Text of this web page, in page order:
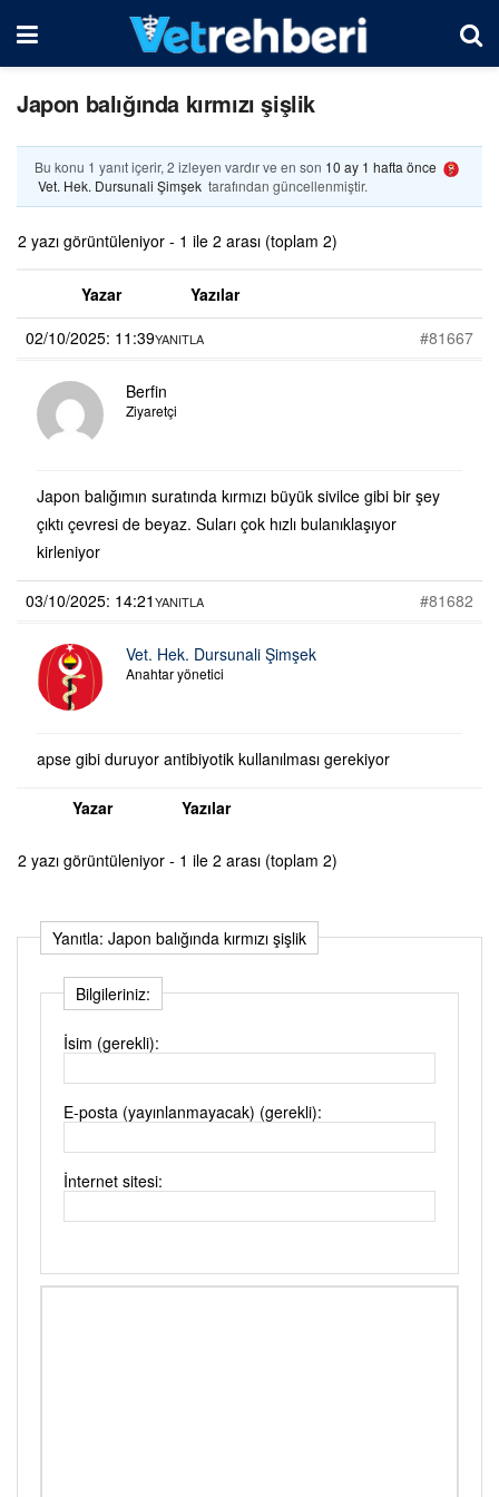
Japon balığında kırmızı şişlik
Bu konu 1 yanıt içerir, 2 izleyen vardır ve en son 10 ay 1 hafta önce
Vet. Hek. Dursunali Şimşek tarafından güncellenmiştir.
2 yazı görüntüleniyor - 1 ile 2 arası (toplam 2)
Yazar
Yazılar
02/10/2025: 11:39
#81667
YANITLA
Berfin
Ziyaretçi
Japon balığımın suratında kırmızı büyük sivilce gibi bir şey
çıktı çevresi de beyaz. Suları çok hızlı bulanıklaşıyor
kirleniyor
03/10/2025: 14:21 #81682
YANITLA
Vet. Hek. Dursunali Şimşek
Anahtar yönetici
apse gibi duruyor antibiyotik kullanılması gerekiyor
Yazar Yazılar
2 yazı görüntüleniyor - 1 ile 2 arası (toplam 2)
Yanıtla: Japon balığında kırmızı şişlik
Bilgileriniz:
İsim (gerekli):
E-posta (yayınlanmayacak) (gerekli):
İnternet sitesi: